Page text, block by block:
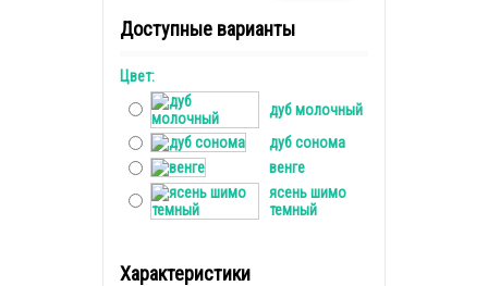
Доступные варианты
Цвет:
дуб молочный
дуб сонома
венге
ясень шимо
темный
Характеристики